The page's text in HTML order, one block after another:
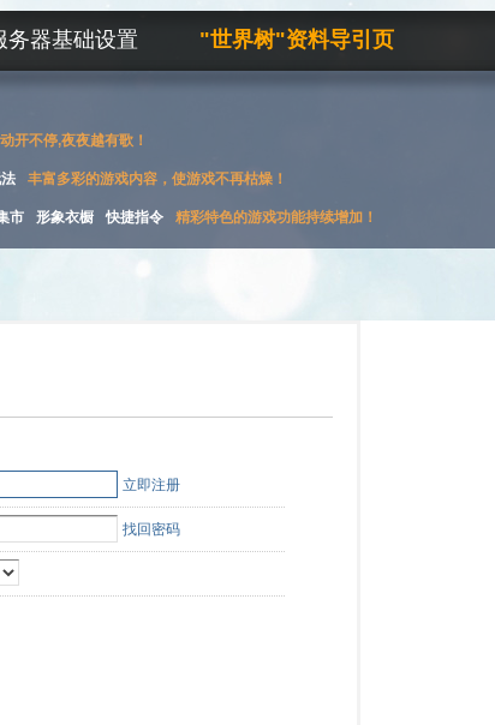
务器基础设置 "世界树"资料导引页
开不停,夜夜越有歌！
丰富多彩的游戏内容，使游戏不再枯燥！
市 形象衣橱 快捷指令 精彩特色的游戏功能持续增加！
立即注册
找回密码